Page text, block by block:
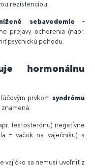
rezistenciou.
sebavedomie -
prejavy ochorenia (napr.
psychickú pohodu.
hormonálnu
prvkom syndrómu
znamená:
testosterónu) negatívne
= vačok na vaječníku) a
vajíčko sa nemusí uvoľniť z